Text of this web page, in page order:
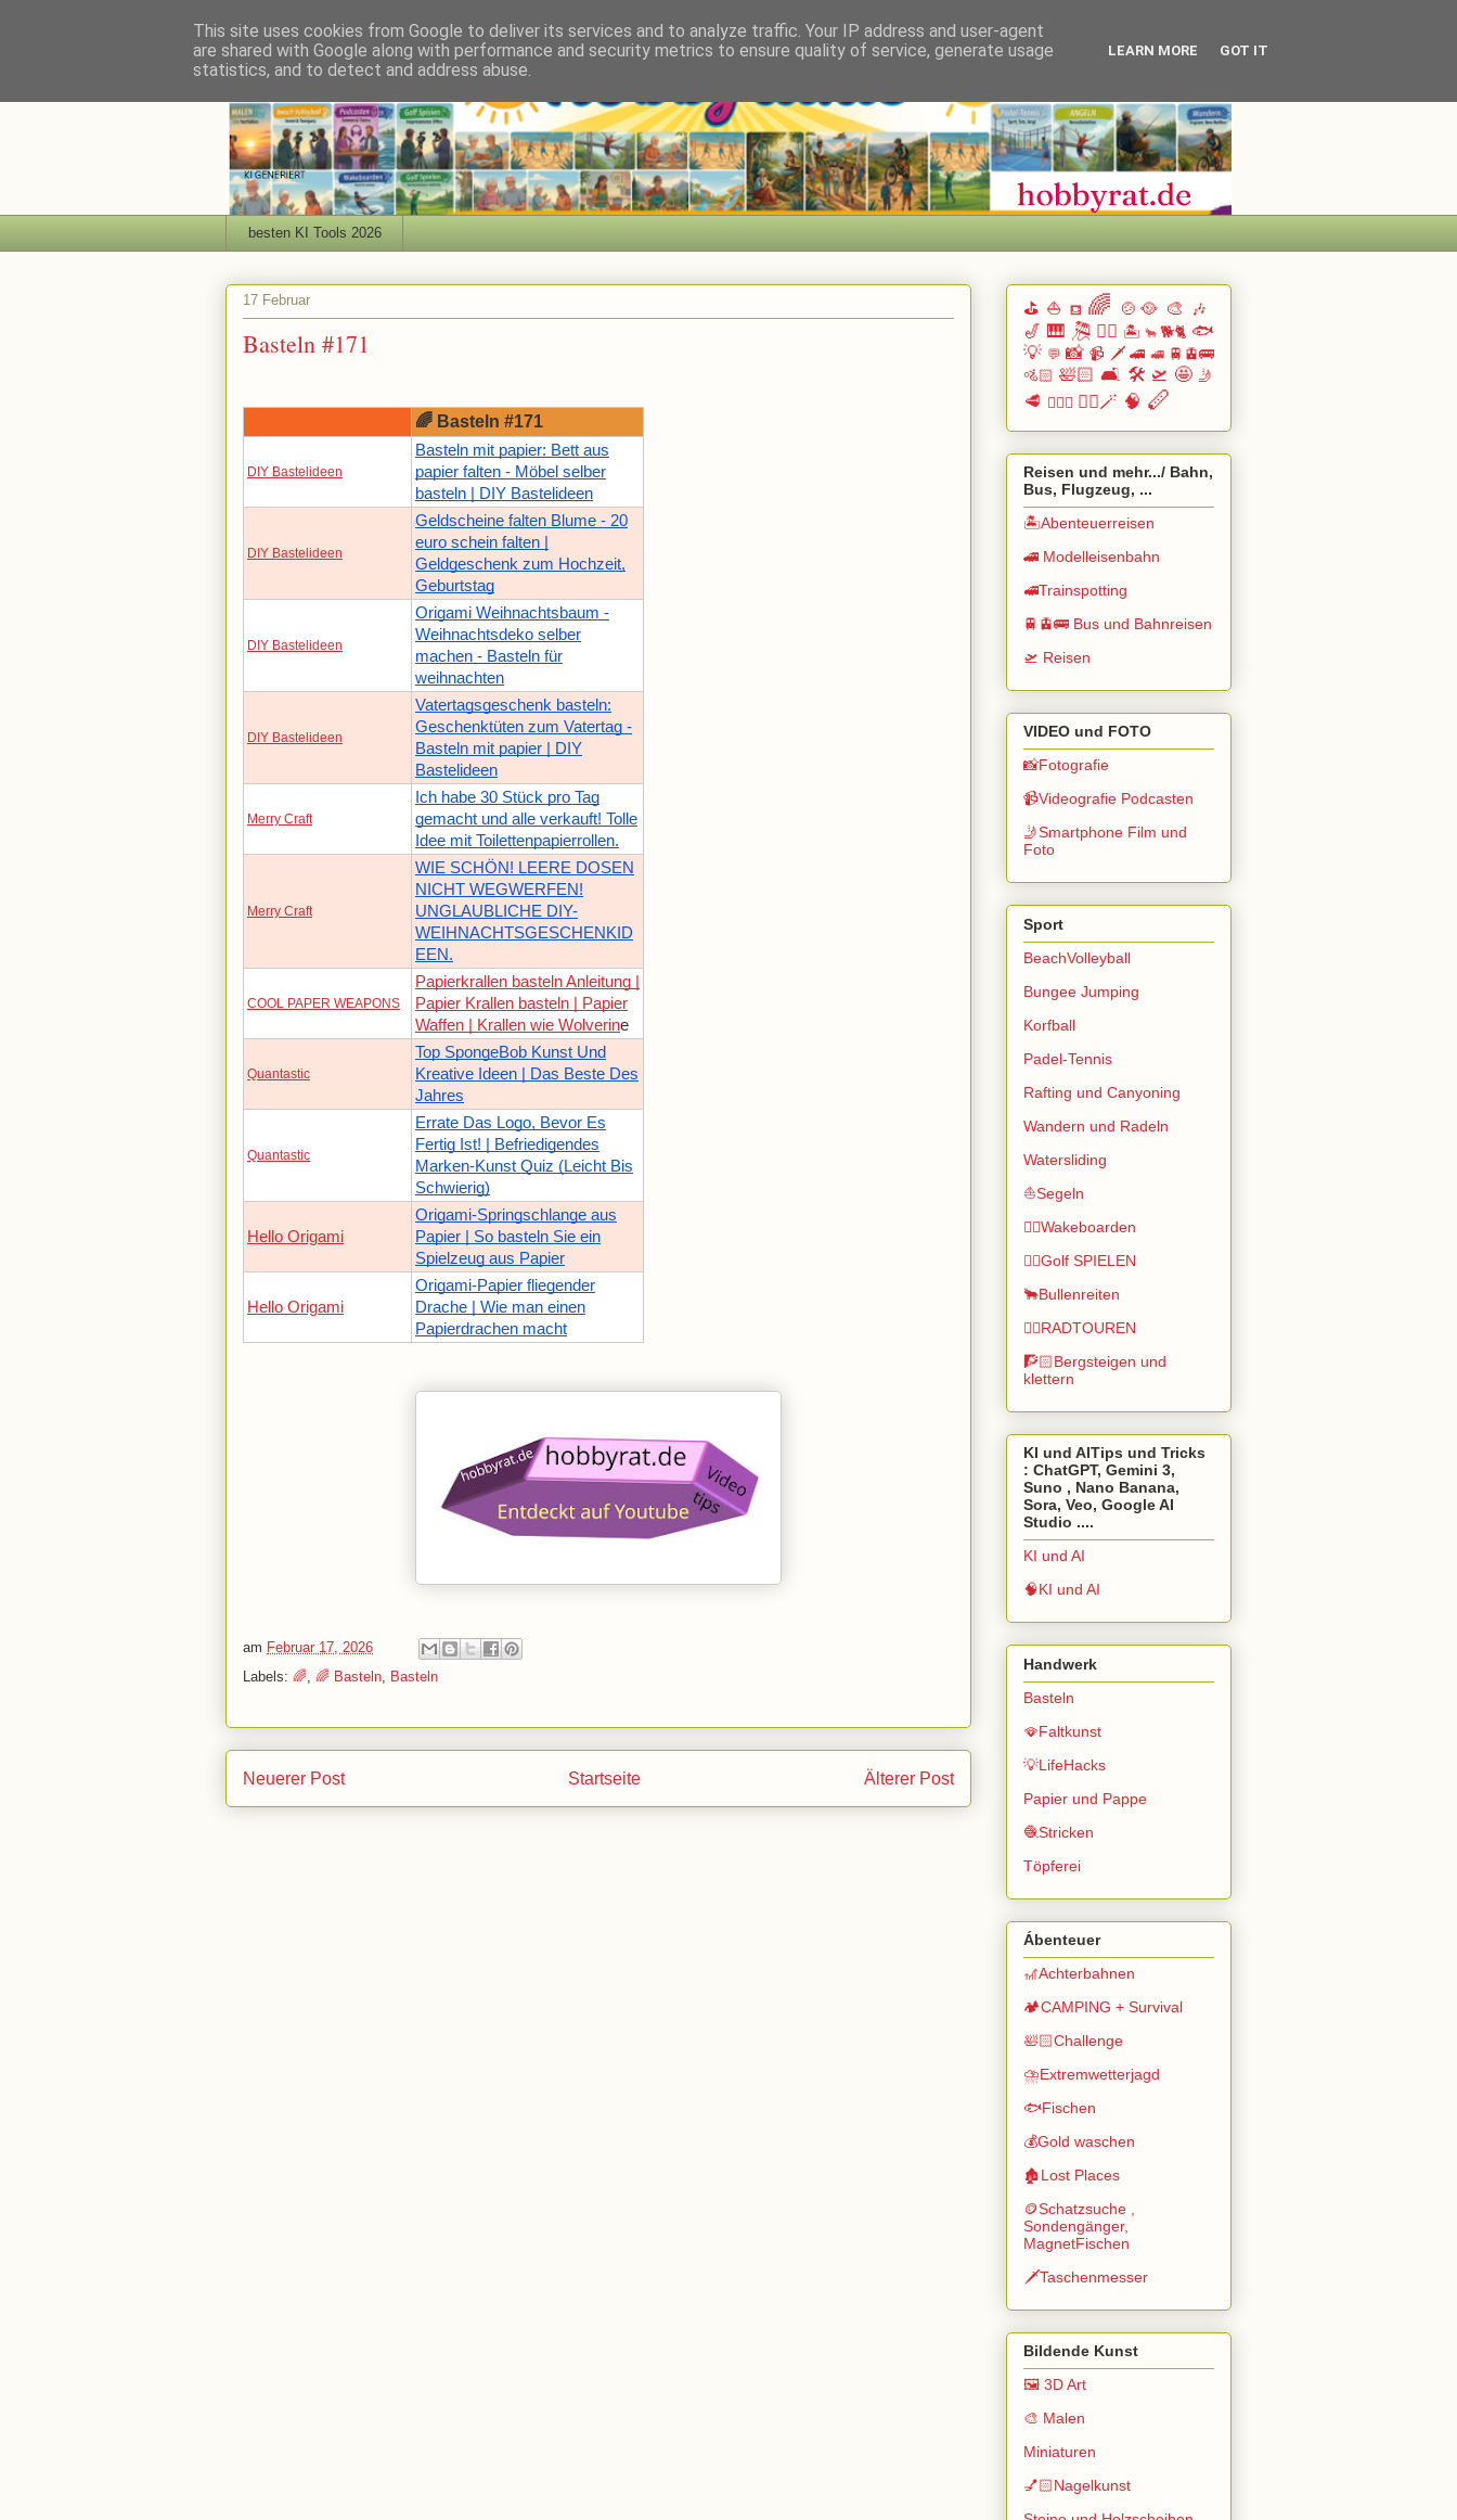
besten KI Tools 2026
17 Februar
Basteln #171
🌈 Basteln #171
DIY Bastelideen
Basteln mit papier: Bett aus
papier falten - Möbel selber
basteln | DIY Bastelideen
DIY Bastelideen
Geldscheine falten Blume - 20
euro schein falten |
Geldgeschenk zum Hochzeit,
Geburtstag
DIY Bastelideen
Origami Weihnachtsbaum -
Weihnachtsdeko selber
machen - Basteln für
weihnachten
DIY Bastelideen
Vatertagsgeschenk basteln:
Geschenktüten zum Vatertag -
Basteln mit papier | DIY
Bastelideen
Merry Craft
Ich habe 30 Stück pro Tag
gemacht und alle verkauft! Tolle
Idee mit Toilettenpapierrollen.
Merry Craft
WIE SCHÖN! LEERE DOSEN
NICHT WEGWERFEN!
UNGLAUBLICHE DIY-
WEIHNACHTSGESCHENKID
EEN.
COOL PAPER WEAPONS
Papierkrallen basteln Anleitung |
Papier Krallen basteln | Papier
Waffen | Krallen wie Wolverine
Quantastic
Top SpongeBob Kunst Und
Kreative Ideen | Das Beste Des
Jahres
Quantastic
Errate Das Logo, Bevor Es
Fertig Ist! | Befriedigendes
Marken-Kunst Quiz (Leicht Bis
Schwierig)
Hello Origami
Origami-Springschlange aus
Papier | So basteln Sie ein
Spielzeug aus Papier
Hello Origami
Origami-Papier fliegender
Drache | Wie man einen
Papierdrachen macht
am Februar 17, 2026
Labels: 🌈 🌈 Basteln Basteln
Neuerer Post Älterer Post
Startseite
⛳ ⛵ ⛾ 🌈 🍲🥘 🎨 🎶
🎷 🎹 🎘 🏄🏽 🏝️ 🐂 🐕🐈 🐟
💡 💬 📸 📹 🗡️ 🚄 🚅 🚆🚊🚌
🚵🏻 🛀🏻 🛋️ 🛠️ 🛫 🤩 🤳
🥩 🧗🏻‍♀️ 🧙‍♂️🪄 🧠 🪈
Reisen und mehr.../ Bahn,
Bus, Flugzeug, ...
🏝️Abenteuerreisen
🚄 Modelleisenbahn
🚅Trainspotting
🚆🚊🚌 Bus und Bahnreisen
🛫 Reisen
VIDEO und FOTO
📸Fotografie
📹Videografie Podcasten
🤳Smartphone Film und
Foto
Sport
BeachVolleyball
Bungee Jumping
Korfball
Padel-Tennis
Rafting und Canyoning
Wandern und Radeln
Watersliding
⛵Segeln
🏄🏽Wakeboarden
🏌️‍♂️Golf SPIELEN
🐂Bullenreiten
🚴‍♂️RADTOUREN
🧗🏻Bergsteigen und
klettern
KI und AITips und Tricks
: ChatGPT, Gemini 3,
Suno , Nano Banana,
Sora, Veo, Google AI
Studio ....
KI und AI
🧠KI und AI
Handwerk
Basteln
🪭Faltkunst
💡LifeHacks
Papier und Pappe
🧶Stricken
Töpferei
Ábenteuer
🎢Achterbahnen
🏕️CAMPING + Survival
🛀🏻Challenge
⛈️Extremwetterjagd
🐟Fischen
💰Gold waschen
🏚️Lost Places
🪙Schatzsuche ,
Sondengänger,
MagnetFischen
🗡️Taschenmesser
Bildende Kunst
🖼️ 3D Art
🎨 Malen
Miniaturen
💅🏻Nagelkunst
This site uses cookies from Google to deliver its services and to analyze traffic. Your IP address and user-agent
are shared with Google along with performance and security metrics to ensure quality of service, generate usage
statistics, and to detect and address abuse.
LEARN MORE GOT IT